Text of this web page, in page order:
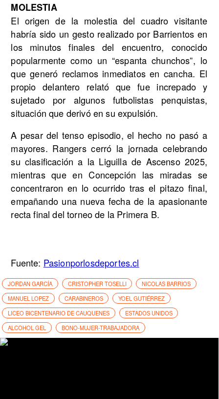
MOLESTIA
El origen de la molestia del cuadro visitante
habría sido un gesto realizado por Barrientos en
los minutos finales del encuentro, conocido
popularmente como un “espanta chunchos”, lo
que generó reclamos inmediatos en cancha. El
propio delantero relató que fue increpado y
sujetado por algunos futbolistas penquistas,
situación que derivó en su expulsión.
A pesar del tenso episodio, el hecho no pasó a
mayores. Rangers cerró la jornada celebrando
su clasificación a la Liguilla de Ascenso 2025,
mientras que en Concepción las miradas se
concentraron en lo ocurrido tras el pitazo final,
empañando una nueva fecha de la apasionante
recta final del torneo de la Primera B.
Fuente: Pasionporlosdeportes.cl
JORDAN GARCÍA CRISTOPHER TOSELLI
NICOLAS BARRIOS
MANUEL LOPEZ
CARABINEROS
YOEL GUTIÉRREZ
LICEO BICENTENARIO DE CAUQUENES
ESTADOS UNIDOS
ALCOHOL GEL
BONO-MUJER-TRABAJADORA